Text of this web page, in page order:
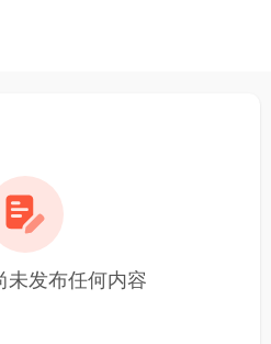
未发布任何内容